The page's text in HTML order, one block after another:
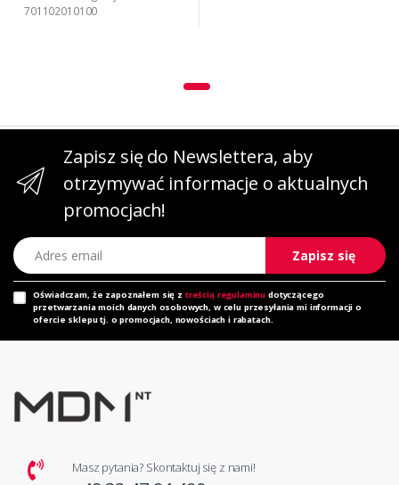
701102010100
Zapisz się do Newslettera, aby
otrzymywać informacje o aktualnych
promocjach!
Adres email
Zapisz się
Oświadczam, że zapoznałem się z treścią regulaminu dotyczącego
przetwarzania moich danych osobowych, w celu przesyłania mi informacji o
ofercie sklepu tj. o promocjach, nowościach i rabatach.
Masz pytania? Skontaktuj się z nami!